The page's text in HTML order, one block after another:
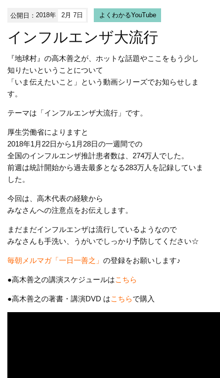
公開日：2018年 2月 7日 よくわかるYouTube
インフルエンザ大流行
『地球村』の高木善之が、ホットな話題やここをもう少し
知りたいということについて
「いま伝えたいこと」という動画シリーズでお知らせしま
す。
テーマは「インフルエンザ大流行」です。
厚生労働省によりますと
2018年1月22日から1月28日の一週間での
全国のインフルエンザ推計患者数は、274万人でした。
前週は統計開始から過去最多となる283万人を記録していま
した。
今回は、高木代表の経験から
みなさんへの注意点をお伝えします。
まだまだインフルエンザは流行しているようなので
みなさんも手洗い、うがいでしっかり予防してください☆
毎朝メルマガ「一日一善之」 の登録をお願いします♪
●高木善之の講演スケジュールはこちら
●高木善之の著書・講演DVD はこちらで購入